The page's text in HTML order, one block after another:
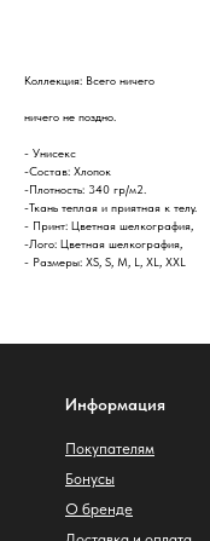
Коллекция: Всего ничего
ничего не поздно.
- Унисекс
-Состав: Хлопок
-Плотность: 340 гр/м2.
-Ткань теплая и приятная к телу.
- Принт: Цветная шелкография,
-Лого: Цветная шелкография,
- Размеры: XS, S, M, L, XL, XXL
О бренде
Бонусы
Покупателям
Информация